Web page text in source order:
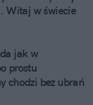
Witaj w świecie
jak w
prostu
chodzi bez ubrań